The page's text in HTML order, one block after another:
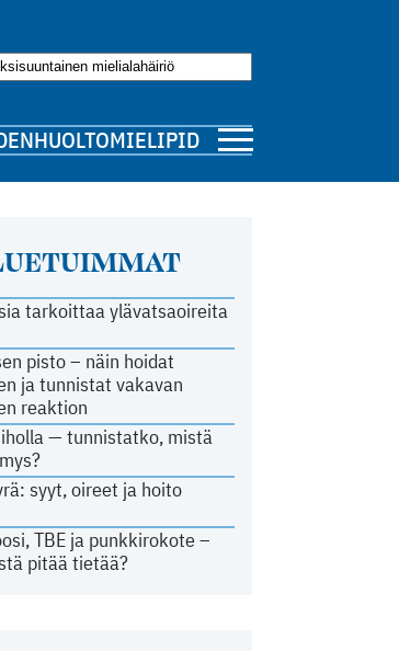
MIELIPIDE
tarkoittaa ylävatsaoireita
pisto – näin hoidat
ja tunnistat vakavan
reaktion
— tunnistatko, mistä
syyt, oireet ja hoito
TBE ja punkkirokote –
pitää tietää?